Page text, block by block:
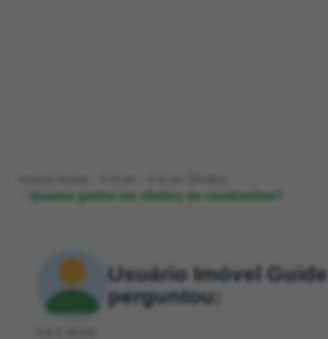
Quanto ganha um síndico de condomínio?
Usuário Imóvel Guide
perguntou: